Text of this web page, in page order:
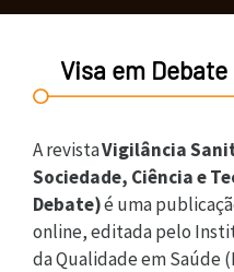
Visa em Debate
A revistaVigilância
Sociedade, Ciência e
Debate)é uma
online, editada pelo
da Qualidade em Saúde